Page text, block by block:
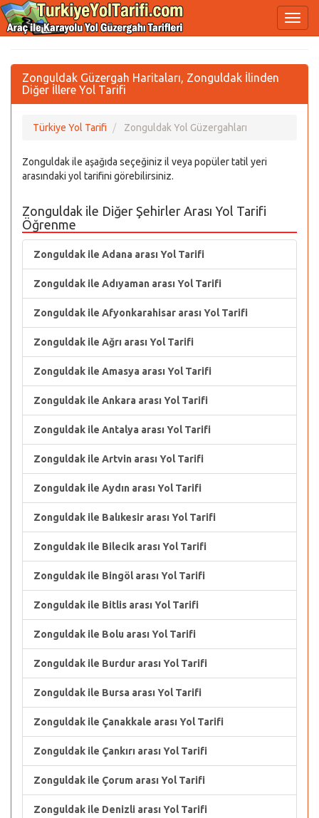
Zonguldak Güzergah Haritaları, Zonguldak İlinden
Diğer İllere Yol Tarifi
Türkiye Yol Tarifi Zonguldak Yol Güzergahları
Zonguldak ile aşağıda seçeğiniz il veya popüler tatil yeri
arasındaki yol tarifini görebilirsiniz.
Zonguldak ile Diğer Şehirler Arası Yol Tarifi
Öğrenme
Zonguldak ile Adana arası Yol Tarifi
Zonguldak ile Adıyaman arası Yol Tarifi
Zonguldak ile Afyonkarahisar arası Yol Tarifi
Zonguldak ile Ağrı arası Yol Tarifi
Zonguldak ile Amasya arası Yol Tarifi
Zonguldak ile Ankara arası Yol Tarifi
Zonguldak ile Antalya arası Yol Tarifi
Zonguldak ile Artvin arası Yol Tarifi
Zonguldak ile Aydın arası Yol Tarifi
Zonguldak ile Balıkesir arası Yol Tarifi
Zonguldak ile Bilecik arası Yol Tarifi
Zonguldak ile Bingöl arası Yol Tarifi
Zonguldak ile Bitlis arası Yol Tarifi
Zonguldak ile Bolu arası Yol Tarifi
Zonguldak ile Burdur arası Yol Tarifi
Zonguldak ile Bursa arası Yol Tarifi
Zonguldak ile Çanakkale arası Yol Tarifi
Zonguldak ile Çankırı arası Yol Tarifi
Zonguldak ile Çorum arası Yol Tarifi
Zonguldak ile Denizli arası Yol Tarifi